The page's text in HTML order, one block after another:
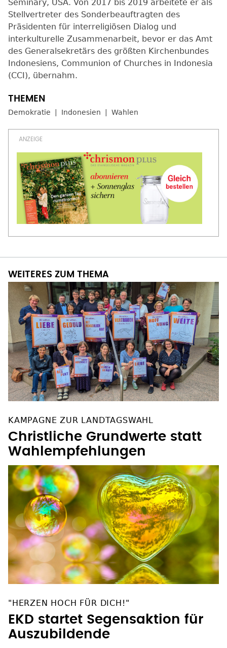
Seminary, USA. Von 2017 bis 2019 arbeitete er als
Stellvertreter des Sonderbeauftragten des
Präsidenten für interreligiösen Dialog und
interkulturelle Zusammenarbeit, bevor er das Amt
des Generalsekretärs des größten Kirchenbundes
Indonesiens, Communion of Churches in Indonesia
(CCI), übernahm.
Demokratie Indonesien Wahlen
WEITERES ZUM THEMA
KAMPAGNE ZUR LANDTAGSWAHL
Christliche Grundwerte statt
Wahlempfehlungen
"HERZEN HOCH FÜR DICH!"
EKD startet Segensaktion für
Auszubildende